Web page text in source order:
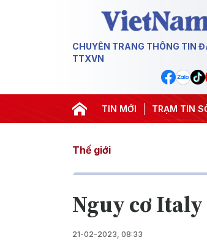
CHUYÊN TRANG THÔNG TIN
TTXVN
TIN MỚI TRẠM TIN
thành hành động #Chiến dịch 500 ngày
Thế giới
Nguy cơ
21-02-2023, 08:33